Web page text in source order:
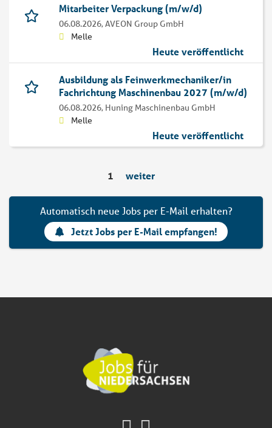
Mitarbeiter Verpackung (m/w/d)
06.08.2026,AVEON Group GmbH
Melle
Heute veröffentlicht
Ausbildung als Feinwerkmechaniker/in
Fachrichtung Maschinenbau 2027 (m/w/d)
06.08.2026, Huning Maschinenbau GmbH
Melle
Heute veröffentlicht
1 weiter
Automatisch neue Jobs per E-Mail erhalten?
Jetzt Jobs per E-Mail empfangen!